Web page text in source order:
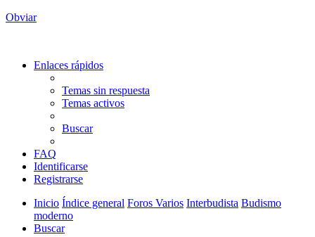
Obviar
Enlaces rápidos
Temas sin respuesta
Temas activos
Buscar
FAQ
Identificarse
Registrarse
Inicio Índice general Foros Varios Interbudista Budismo
moderno
Buscar